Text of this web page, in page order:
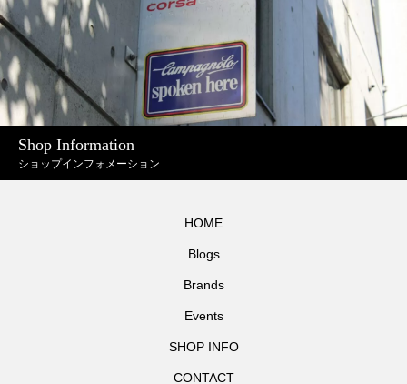
Shop Information
ショップインフォメーション
HOME
Blogs
Brands
Events
SHOP INFO
CONTACT